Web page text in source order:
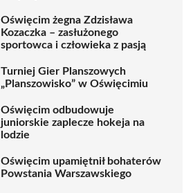
Oświęcim żegna Zdzisława
Kozaczka – zasłużonego
sportowca i człowieka z pasją
Turniej Gier Planszowych
„Planszowisko” w Oświęcimiu
Oświęcim odbudowuje
juniorskie zaplecze hokeja na
lodzie
Oświęcim upamiętnił bohaterów
Powstania Warszawskiego